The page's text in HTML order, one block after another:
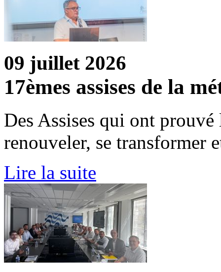
09 juillet 2026
17èmes assises de la
Des Assises qui ont
renouveler, se transformer
Lire la suite